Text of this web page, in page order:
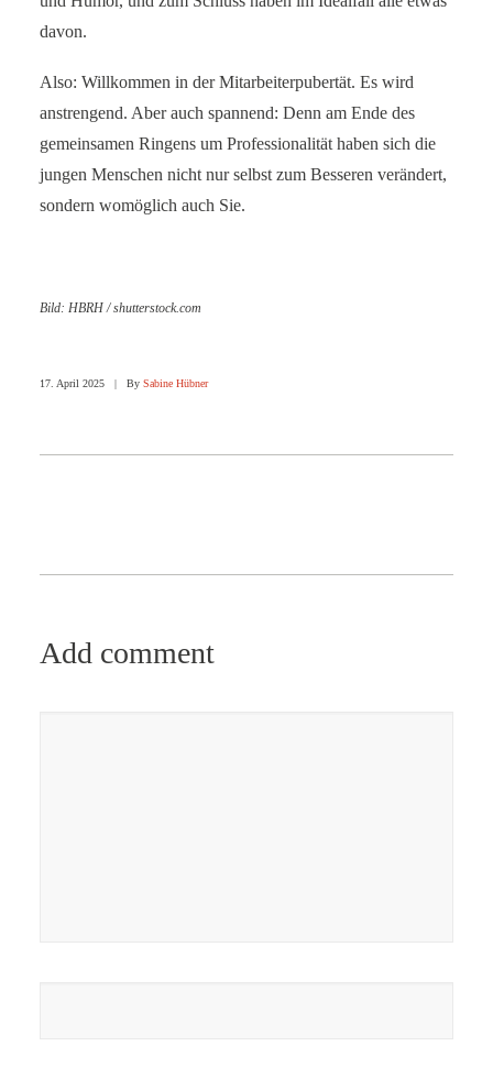
davon.
Also: Willkommen in der Mitarbeiterpubertät. Es wird
anstrengend. Aber auch spannend: Denn am Ende des
gemeinsamen Ringens um Professionalität haben sich die
jungen Menschen nicht nur selbst zum Besseren verändert,
sondern womöglich auch Sie.
Bild: HBRH / shutterstock.com
17. April 2025 | By Sabine Hübner
Add comment